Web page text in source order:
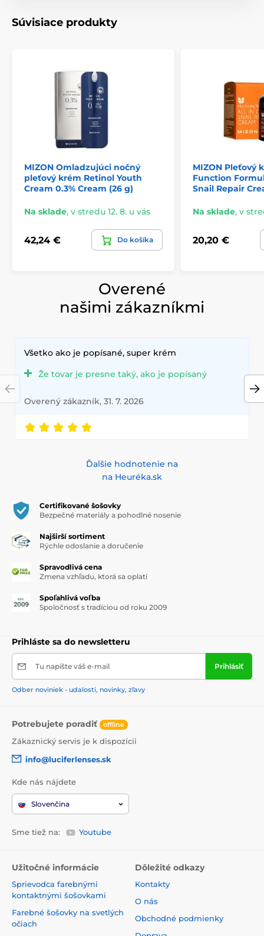
Súvisiace produkty
MIZON Omladzujúci nočný
pleťový krém Retinol Youth
Cream 0.3% Cream (26 g)
Na sklade, v stredu 12. 8. u vás
42,24 € Do košíka
MIZON Pleťový
Function
Snail Repair
Na sklade, v
20,20 €
Overené
našimi zákazníkmi
Všetko ako je popísané, super krém
Že tovar je presne taký, ako je popísaný
Overený zákazník, 31. 7. 2026
Ďalšie hodnotenie na
na Heuréka.sk
Certifikované šošovky
Bezpečné materiály a pohodlné nosenie
Najširší sortiment
Rýchle odoslanie a doručenie
Spravodlivá cena
Zmena vzhľadu, ktorá sa oplatí
Spoľahlivá voľba
Spoločnosť s tradíciou od roku 2009
Prihláste sa do newsletteru
Tu napíšte váš e-mail Prihlásiť
Odber noviniek - udalosti, novinky, zľavy
Potrebujete poradiť offline
Zákaznický servis je k dispozícii
info@luciferlenses.sk
Kde nás nájdete
Slovenčina
Sme tiež na: Youtube
Užitočné informácie
Sprievodca farebnými
kontaktnými šošovkami
Farebné šošovky na svetlých
očiach
Dôležité odkazy
Kontakty
O nás
Obchodné podmienky